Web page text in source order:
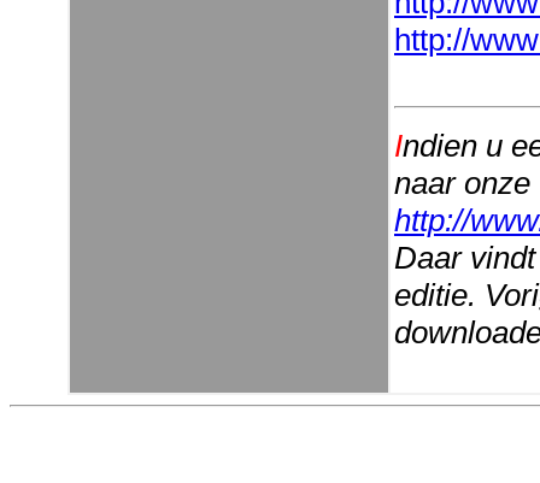
http://
Indien u
naar
http://
Daar
editie.